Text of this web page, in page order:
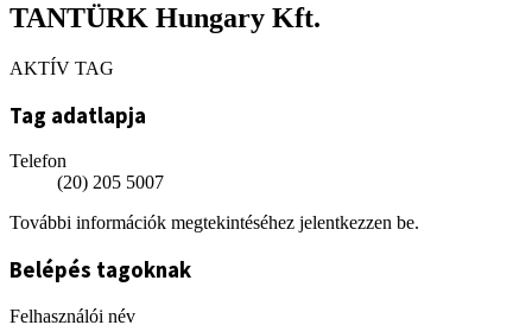
TANTÜRK Hungary Kft.
AKTÍV TAG
Tag adatlapja
Telefon
(20) 205 5007
További információk megtekintéséhez jelentkezzen be.
Belépés tagoknak
Felhasználói név